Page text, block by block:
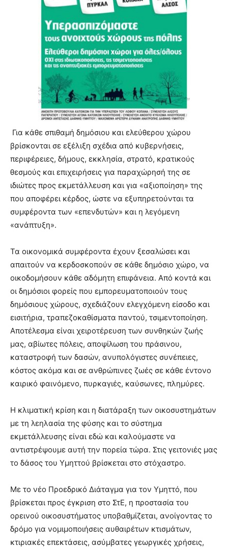
Για κάθε σπιθαμή δημόσιου και ελεύθερου χώρου
βρίσκονται σε εξέλιξη σχέδια από κυβερνήσεις,
περιφέρειες, δήμους, εκκλησία, στρατό, κρατικούς
θεσμούς και επιχειρήσεις για παραχώρησή της σε
ιδιώτες προς εκμετάλλευση και για «αξιοποίηση» της
που αποφέρει κέρδος, ώστε να εξυπηρετούνται τα
συμφέροντα των «επενδυτών» και η λεγόμενη
«ανάπτυξη».
Τα οικονομικά συμφέροντα έχουν ξεσαλώσει και
απαιτούν να κερδοσκοπούν σε κάθε δημόσιο χώρο, να
οικοδομήσουν κάθε αδόμητη επιφάνεια. Από κοντά και
οι δημόσιοι φορείς που εμπορευματοποιούν τους
δημόσιους χώρους, σχεδιάζουν ελεγχόμενη είσοδο και
εισιτήρια, τραπεζοκαθίσματα παντού, τσιμεντοποίηση.
Αποτέλεσμα είναι χειροτέρευση των συνθηκών ζωής
μας, αβίωτες πόλεις, αποψίλωση του πράσινου,
καταστροφή των δασών, ανυπολόγιστες συνέπειες,
κόστος ακόμα και σε ανθρώπινες ζωές σε κάθε έντονο
καιρικό φαινόμενο, πυρκαγιές, καύσωνες, πλημύρες.
Η κλιματική κρίση και η διατάραξη των οικοσυστημάτων
με τη λεηλασία της φύσης και το σύστημα
εκμετάλλευσης είναι εδώ και καλούμαστε να
αντιστρέψουμε αυτή την πορεία τώρα. Στις γειτονιές μας
το δάσος του Υμηττού βρίσκεται στο στόχαστρο.
Με το νέο Προεδρικό Διάταγμα για τον Υμηττό, που
βρίσκεται προς έγκριση στο ΣτΕ, η προστασία του
ορεινού οικοσυστήματος υποβαθμίζεται, ανοίγοντας το
δρόμο για νομιμοποιήσεις αυθαιρέτων κτισμάτων,
κτιριακές επεκτάσεις, ασύμβατες γεωργικές χρήσεις,